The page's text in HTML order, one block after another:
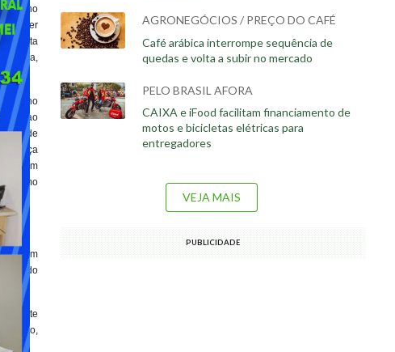
o Plano
Plano
ao
de
Força
bem
como
com
e do
AGRONEGÓCIOS / PREÇO DO CAFÉ
Café arábica interrompe sequência de
quedas e volta a subir no mercado
PELO BRASIL AFORA
CAIXA e iFood facilitam financiamento de
motos e bicicletas elétricas para
entregadores
VEJA MAIS
PUBLICIDADE